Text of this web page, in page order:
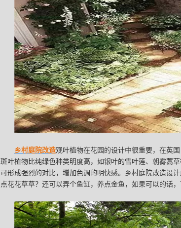
乡村庭院改造观叶植物在花园的设计中很重要，在英
斑叶植物比纯绿色种类明度高，如银叶的雪叶莲、朝雾蒿
可形成强烈的对比，增加色调的明快感。乡村庭院改造设
点花花草草？还可以弄个鱼缸，养点金鱼，如果可以的话